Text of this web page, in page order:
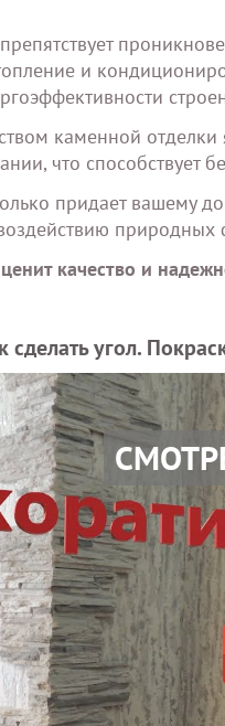
и
каменной отделки
что способствует
придает вашему
качество и
угол.